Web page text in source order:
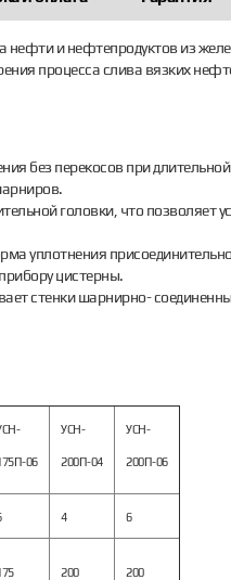
нефти и нефтепродуктов из
процесса слива вязких
без перекосов при
головки, что позволяет
уплотнения
цистерны.
стенки шарнирно-
06
УСН-
200П-04
УСН-
200П-06
4 6
200 200